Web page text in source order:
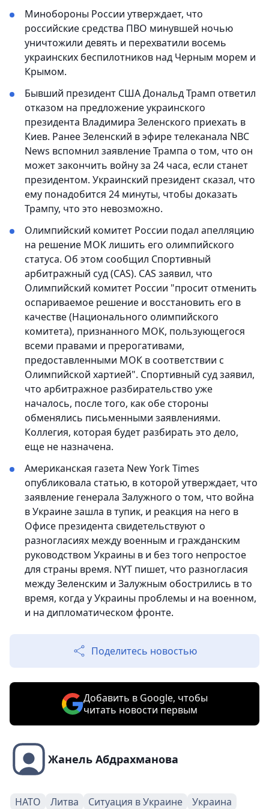
Минобороны России утверждает, что
российские средства ПВО минувшей ночью
уничтожили девять и перехватили восемь
украинских беспилотников над Черным морем и
Крымом.
Бывший президент США Дональд Трамп ответил
отказом на предложение украинского
президента Владимира Зеленского приехать в
Киев. Ранее Зеленский в эфире телеканала NBC
News вспомнил заявление Трампа о том, что он
может закончить войну за 24 часа, если станет
президентом. Украинский президент сказал, что
ему понадобится 24 минуты, чтобы доказать
Трампу, что это невозможно.
Олимпийский комитет России подал апелляцию
на решение МОК лишить его олимпийского
статуса. Об этом сообщил Спортивный
арбитражный суд (CAS). CAS заявил, что
Олимпийский комитет России "просит отменить
оспариваемое решение и восстановить его в
качестве (Национального олимпийского
комитета), признанного МОК, пользующегося
всеми правами и прерогативами,
предоставленными МОК в соответствии с
Олимпийской хартией". Спортивный суд заявил,
что арбитражное разбирательство уже
началось, после того, как обе стороны
обменялись письменными заявлениями.
Коллегия, которая будет разбирать это дело,
еще не назначена.
Американская газета New York Times
опубликовала статью, в которой утверждает, что
заявление генерала Залужного о том, что война
в Украине зашла в тупик, и реакция на него в
Офисе президента свидетельствуют о
разногласиях между военным и гражданским
руководством Украины в и без того непростое
для страны время. NYT пишет, что разногласия
между Зеленским и Залужным обострились в то
время, когда у Украины проблемы и на военном,
и на дипломатическом фронте.
Поделитесь новостью
Добавить в Google, чтобы
читать новости первым
Жанель Абдрахманова
НАТО Литва Ситуация в Украине Украина